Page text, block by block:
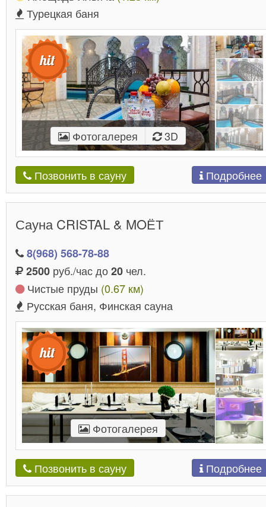
Турецкая баня
Фотогалерея 3D
Позвонить в сауну Подробнее
Сауна CRISTAL & MOЁТ
8(968) 568-78-88
2500 руб./час до20 чел.
Чистые пруды (0.67 км)
Русская баня, Финская сауна
Фотогалерея
Позвонить в сауну Подробнее